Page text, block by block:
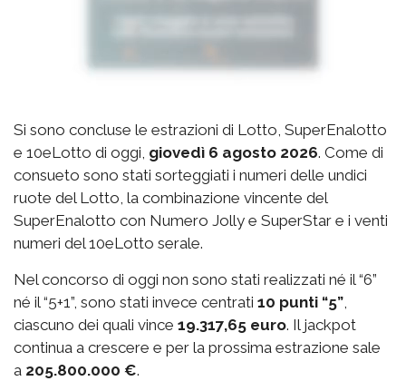
Si sono concluse le estrazioni di Lotto, SuperEnalotto
e 10eLotto di oggi, giovedì 6 agosto 2026. Come di
consueto sono stati sorteggiati i numeri delle undici
ruote del Lotto, la combinazione vincente del
SuperEnalotto con Numero Jolly e SuperStar e i venti
numeri del 10eLotto serale.
Nel concorso di oggi non sono stati realizzati né il “6”
né il “5+1”, sono stati invece centrati 10 punti “5”,
ciascuno dei quali vince 19.317,65 euro. Il jackpot
continua a crescere e per la prossima estrazione sale
a 205.800.000 €.